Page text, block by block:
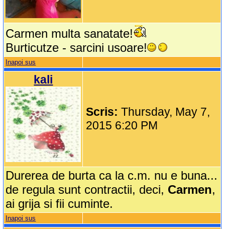
Carmen multa sanatate!
Burticutze - sarcini usoare!
Inapoi sus
kali
Scris:Thursday, May 7,
2015 6:20 PM
Durerea de burta ca la c.m. nu e buna...
de regula sunt contractii, deci, Carmen,
ai grija si fii cuminte.
Inapoi sus